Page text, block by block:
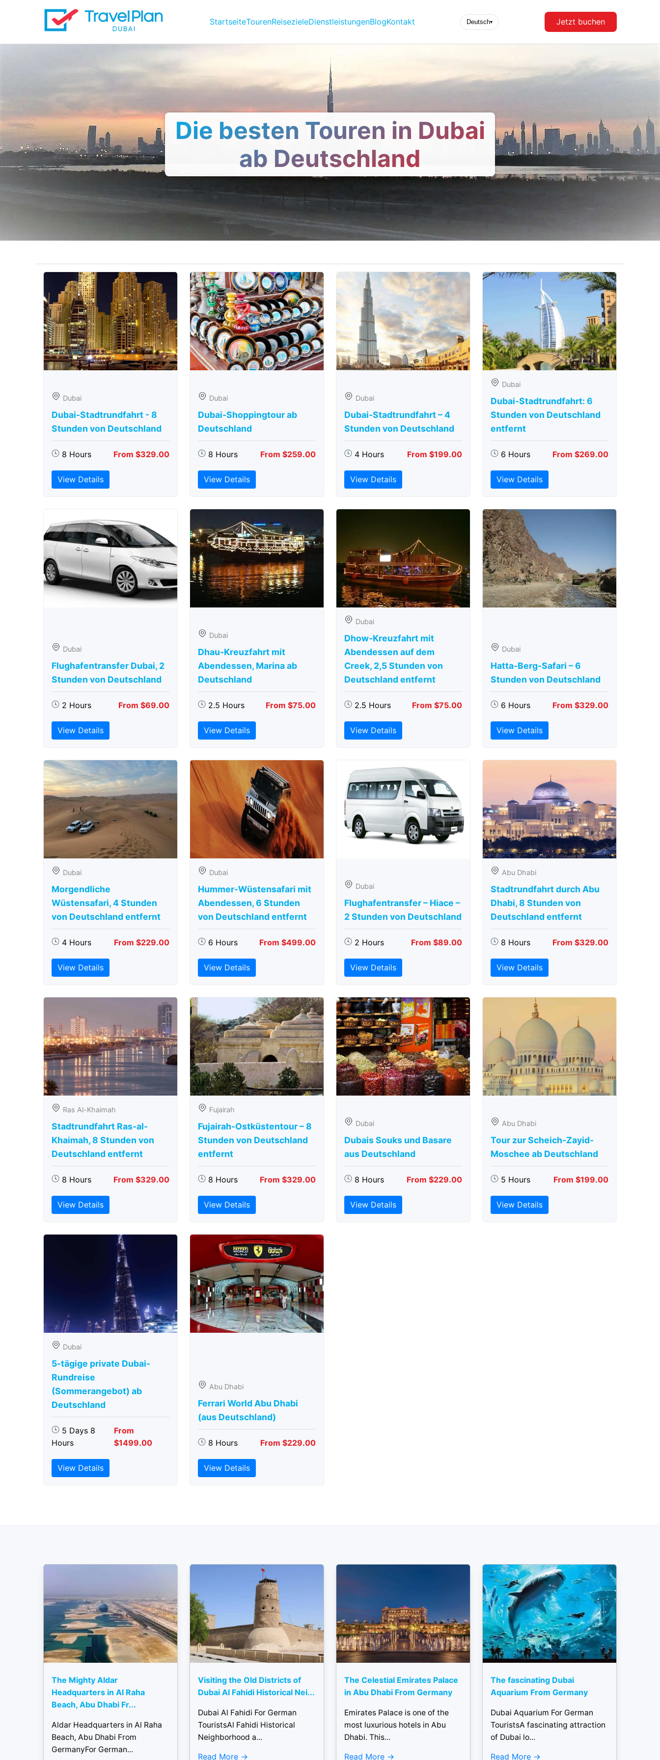
StartseiteTourenReisezieleDienstleistungenBlogKontakt Deutsch▾ Jetzt buchen
Die besten Touren in Dubai
ab Deutschland
Dubai
Dubai-Stadtrundfahrt - 8
Stunden von Deutschland
8 Hours From $329.00
View Details
Dubai
Dubai-Shoppingtour ab
Deutschland
8 Hours From $259.00
View Details
Dubai
Dubai-Stadtrundfahrt – 4
Stunden von Deutschland
4 Hours From $199.00
View Details
Dubai
Dubai-Stadtrundfahrt: 6
Stunden von Deutschland
entfernt
6 Hours From $269.00
View Details
Dubai
Flughafentransfer Dubai, 2
Stunden von Deutschland
2 Hours From $69.00
View Details
Dubai
Dhau-Kreuzfahrt mit
Abendessen, Marina ab
Deutschland
2.5 Hours From $75.00
View Details
Dubai
Dhow-Kreuzfahrt mit
Abendessen auf dem
Creek, 2,5 Stunden von
Deutschland entfernt
2.5 Hours From $75.00
View Details
Dubai
Hatta-Berg-Safari – 6
Stunden von Deutschland
6 Hours From $329.00
View Details
Dubai
Morgendliche
Wüstensafari, 4 Stunden
von Deutschland entfernt
4 Hours From $229.00
View Details
Dubai
Hummer-Wüstensafari mit
Abendessen, 6 Stunden
von Deutschland entfernt
6 Hours From $499.00
View Details
Dubai
Flughafentransfer – Hiace –
2 Stunden von Deutschland
2 Hours From $89.00
View Details
Abu Dhabi
Stadtrundfahrt durch Abu
Dhabi, 8 Stunden von
Deutschland entfernt
8 Hours From $329.00
View Details
Ras Al-Khaimah
Stadtrundfahrt Ras-al-
Khaimah, 8 Stunden von
Deutschland entfernt
8 Hours From $329.00
View Details
Fujairah
Fujairah-Ostküstentour – 8
Stunden von Deutschland
entfernt
8 Hours From $329.00
View Details
Dubai
Dubais Souks und Basare
aus Deutschland
8 Hours From $229.00
View Details
Abu Dhabi
Tour zur Scheich-Zayid-
Moschee ab Deutschland
5 Hours From $199.00
View Details
Dubai
5-tägige private Dubai-
Rundreise
(Sommerangebot) ab
Deutschland
5 Days 8
Hours
From
$1499.00
View Details
Abu Dhabi
Ferrari World Abu Dhabi
(aus Deutschland)
8 Hours From $229.00
View Details
The Mighty Aldar
Headquarters in Al Raha
Beach, Abu Dhabi Fr...
Aldar Headquarters in Al Raha
Beach, Abu Dhabi From
GermanyFor German...
Visiting the Old Districts of
Dubai Al Fahidi Historical Nei...
Dubai Al Fahidi For German
TouristsAl Fahidi Historical
Neighborhood a...
Read More
The Celestial Emirates Palace
in Abu Dhabi From Germany
Emirates Palace is one of the
most luxurious hotels in Abu
Dhabi. This...
Read More
The fascinating Dubai
Aquarium From Germany
Dubai Aquarium For German
TouristsA fascinating attraction
of Dubai lo...
Read More